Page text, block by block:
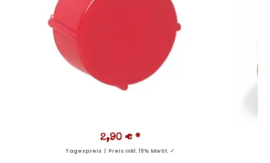
2,90 € *
Tagespreis | Preis inkl. 19% MwSt. ✓